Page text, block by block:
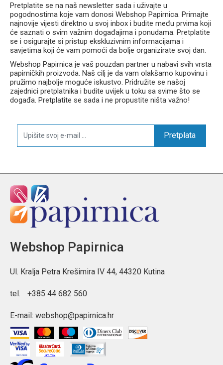
Pretplatite se na naš newsletter sada i uživajte u
pogodnostima koje vam donosi Webshop Papirnica. Primajte
najnovije vijesti direktno u svoj inbox i budite među prvima koji
će saznati o svim važnim događajima i ponudama. Pretplatite
se i osigurajte si pristup ekskluzivnim informacijama i
savjetima koji će vam pomoći da bolje organizirate svoj dan.
Webshop Papirnica je vaš pouzdan partner u nabavi svih vrsta
papirničkih proizvoda. Naš cilj je da vam olakšamo kupovinu i
pružimo najbolje moguće iskustvo. Pridružite se našoj
zajednici pretplatnika i budite uvijek u toku sa svime što se
događa. Pretplatite se sada i ne propustite ništa važno!
Pretplata
Webshop Papirnica
Ul. Kralja Petra Krešimira IV 44, 44320 Kutina
tel. +385 44 682 560
E-mail: webshop@papirnica.hr